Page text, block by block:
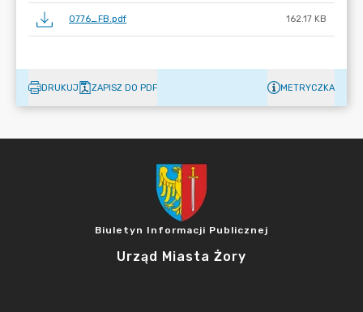
0776_FB.pdf 162.17 KB
DRUKUJ ZAPISZ DO PDF METRYCZKA
Biuletyn Informacji Publicznej
Urząd Miasta Żory